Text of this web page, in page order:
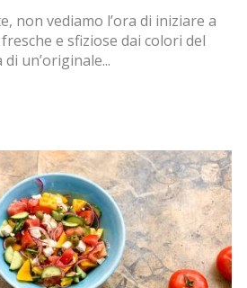
non vediamo l’ora di iniziare a
e sfiziose dai colori del
un’originale...